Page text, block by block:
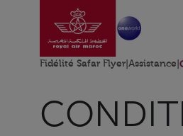
Saut au contenu principal
Aller à la
Fidélité Safar Flyer Assistance